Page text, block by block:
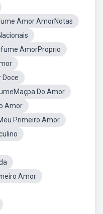
Amor AmorNotas
AmorProprio
Doce
Do Amor
Amor
Primeiro Amor
Amor